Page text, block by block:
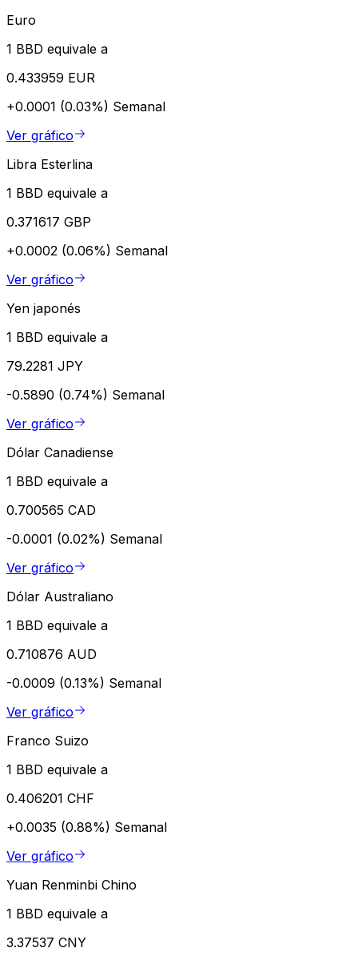
Euro
1 BBD equivale a
0.433959 EUR
+0.0001 (0.03%) Semanal
Ver gráfico
Libra Esterlina
1 BBD equivale a
0.371617 GBP
+0.0002 (0.06%) Semanal
Ver gráfico
Yen japonés
1 BBD equivale a
79.2281 JPY
-0.5890 (0.74%) Semanal
Ver gráfico
Dólar Canadiense
1 BBD equivale a
0.700565 CAD
-0.0001 (0.02%) Semanal
Ver gráfico
Dólar Australiano
1 BBD equivale a
0.710876 AUD
-0.0009 (0.13%) Semanal
Ver gráfico
Franco Suizo
1 BBD equivale a
0.406201 CHF
+0.0035 (0.88%) Semanal
Ver gráfico
Yuan Renminbi Chino
1 BBD equivale a
3.37537 CNY